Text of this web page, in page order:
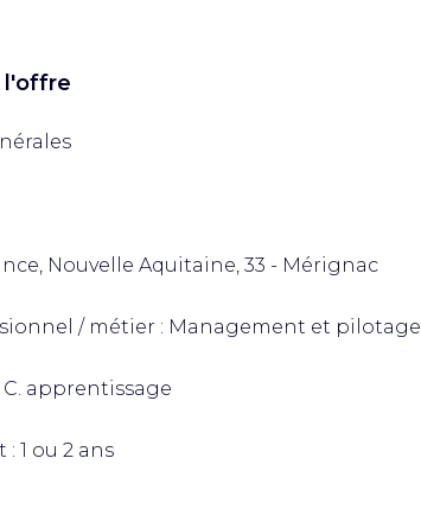
l'offre
Nouvelle Aquitaine, 33 - Mérignac
/ métier : Management et pilotage
apprentissage
1 ou 2 ans